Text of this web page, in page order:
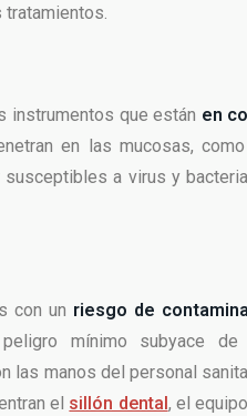
tratamientos.
instrumentos que están en
en las mucosas,
a virus y
con un riesgo de
mínimo subyace
las manos del personal
el sillón dental , el